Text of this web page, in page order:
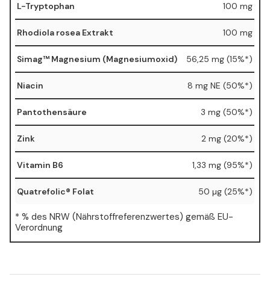
L-Tryptophan 100 mg
Rhodiola rosea Extrakt 100 mg
Simag™ Magnesium (Magnesiumoxid) 56,25 mg (15%*)
Niacin 8 mg NE (50%*)
Pantothensäure 3 mg (50%*)
Zink 2 mg (20%*)
Vitamin B6 1,33 mg (95%*)
Quatrefolic® Folat 50 µg (25%*)
* % des NRW (Nährstoffreferenzwertes) gemäß EU-
Verordnung